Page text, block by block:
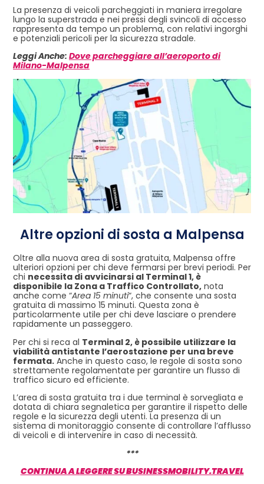
La presenza di veicoli parcheggiati in maniera irregolare
lungo la superstrada e nei pressi degli svincoli di accesso
rappresenta da tempo un problema, con relativi ingorghi
e potenziali pericoli per la sicurezza stradale.
Leggi Anche: Dove parcheggiare all’aeroporto di
Milano-Malpensa
Altre opzioni di sosta a Malpensa
Oltre alla nuova area di sosta gratuita, Malpensa offre
ulteriori opzioni per chi deve fermarsi per brevi periodi. Per
chi necessita di avvicinarsi al Terminal 1, è
disponibile la Zona a Traffico Controllato, nota
anche come “Area 15 minuti“, che consente una sosta
gratuita di massimo 15 minuti. Questa zona è
particolarmente utile per chi deve lasciare o prendere
rapidamente un passeggero.
Per chi si reca al Terminal 2, è possibile utilizzare la
viabilità antistante l’aerostazione per una breve
fermata. Anche in questo caso, le regole di sosta sono
strettamente regolamentate per garantire un flusso di
traffico sicuro ed efficiente.
L’area di sosta gratuita tra i due terminal è sorvegliata e
dotata di chiara segnaletica per garantire il rispetto delle
regole e la sicurezza degli utenti. La presenza di un
sistema di monitoraggio consente di controllare l’afflusso
di veicoli e di intervenire in caso di necessità.
***
CONTINUA A LEGGERE SU BUSINESSMOBILITY.TRAVEL